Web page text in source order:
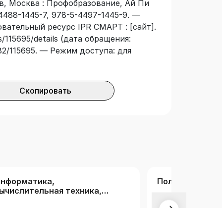
Москва : Профобразование, Ай Пи
1445-7, 978-5-4497-1445-9. —
ресурс IPR СМАРТ : [сайт].
details (дата обращения:
115695. — Режим доступа: для
Скопировать
техника,
Полная